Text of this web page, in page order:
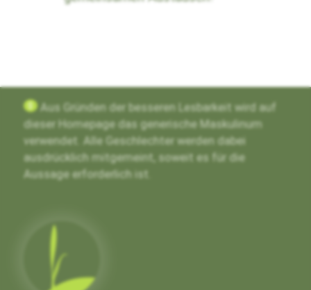
g Aus Gründen der besseren Lesbarkeit wird auf
dieser Homepage das generische Maskulinum
verwendet. Alle Geschlechter werden dabei
ausdrücklich mitgemeint, soweit es für die
Aussage erforderlich ist.